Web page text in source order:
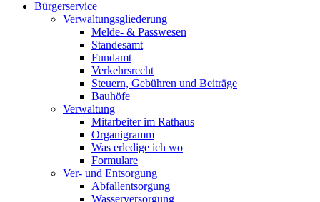
Bürgerservice
Verwaltungsgliederung
Melde- & Passwesen
Standesamt
Fundamt
Verkehrsrecht
Steuern, Gebühren und Beiträge
Bauhöfe
Verwaltung
Mitarbeiter im Rathaus
Organigramm
Was erledige ich wo
Formulare
Ver- und Entsorgung
Abfallentsorgung
Wasserversorgung